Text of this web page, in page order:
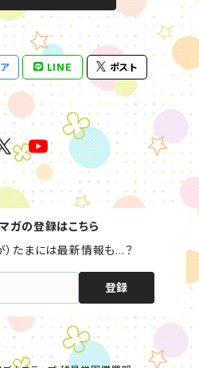
LINE ポスト
ガの登録はこちら
）たまには最新情報も…？
登録